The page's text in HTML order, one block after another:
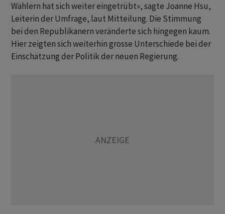
Wählern hat sich weiter eingetrübt», sagte Joanne Hsu,
Leiterin der Umfrage, laut Mitteilung. Die Stimmung
bei den Republikanern veränderte sich hingegen kaum.
Hier zeigten sich weiterhin grosse Unterschiede bei der
Einschätzung der Politik der neuen Regierung.